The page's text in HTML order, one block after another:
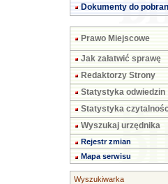
Dokumenty do
Prawo Miejscowe
Jak załatwić sprawę
Redaktorzy Strony
Statystyka odwiedzin
Statystyka
Wyszukaj urzędnika
Rejestr zmian
Mapa serwisu
Wyszukiwarka